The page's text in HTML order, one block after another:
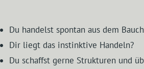
Du handelst spontan aus dem
Dir liegt das instinktive Handeln?
Du schaffst gerne Strukturen und